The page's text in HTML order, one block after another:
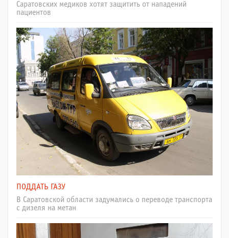
Саратовских медиков хотят защитить от нападений
пациентов
ПОДДАТЬ ГАЗУ
В Саратовской области задумались о переводе транспорта
с дизеля на метан